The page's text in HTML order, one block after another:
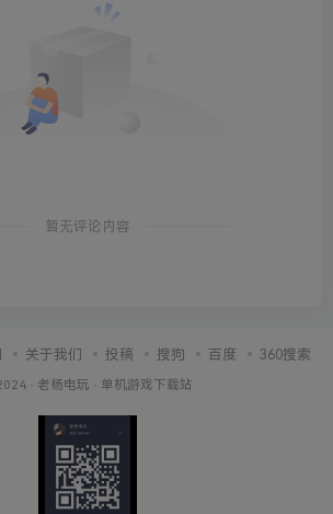
暂无评论内容
关于我们 投稿 搜狗 百度 360搜索
· 老杨电玩 · 单机游戏下载站